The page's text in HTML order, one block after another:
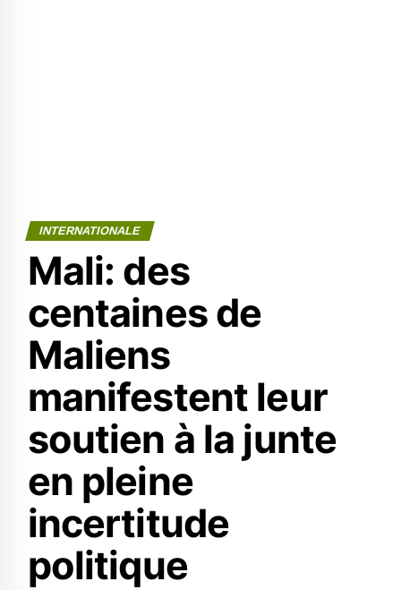
INTERNATIONALE
Mali: des
centaines de
Maliens
manifestent leur
soutien à la junte
en pleine
incertitude
politique